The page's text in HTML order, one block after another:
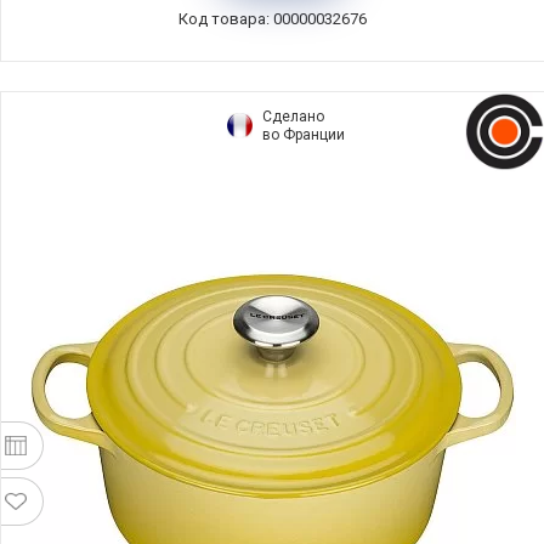
Код товара: 00000032676
Сделано
во Франции